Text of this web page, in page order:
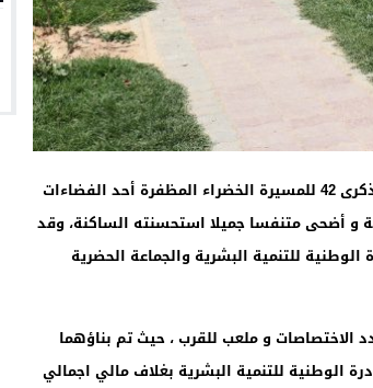
يعتبر الفضاء الترفيهي أولاد حموسة الذي تم تدشينه بمناسبة الاحتفال بالذكرى 42 للمسيرة الخضراء المظفرة أحد الفضاءات
و أضحى متنفسا جميلا استحسنته الساكنة، وقد
بين المبادرة الوطنية للتنمية البشرية والجماعة الحضرية
و ملعب للقرب ، حيث تم بناؤهما
الوطنية للتنمية البشرية بغلاف مالي اجمالي